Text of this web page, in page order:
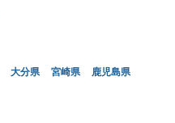
大分県 宮崎県
鹿児島県